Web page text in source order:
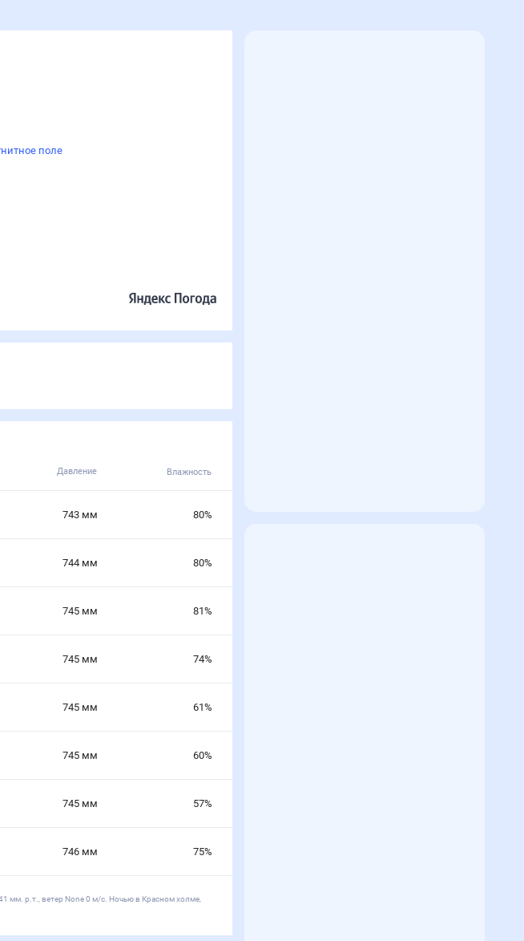
поле
Давление Влажность
743мм 80%
744мм 80%
745мм 81%
745мм 74%
745мм 61%
745мм 60%
745мм 57%
746мм 75%
мм. р.т., ветер None 0 м/с. Ночью в Красном холме,